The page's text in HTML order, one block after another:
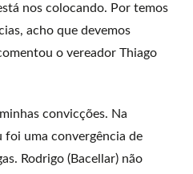
nos colocando. Por temos
acho que devemos
o vereador Thiago
convicções. Na
foi uma convergência de
Rodrigo (Bacellar) não